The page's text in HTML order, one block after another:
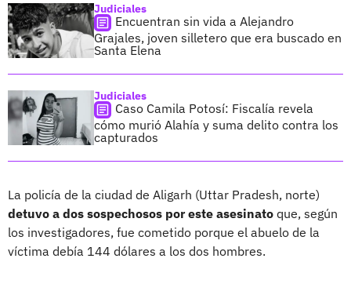
Judiciales
Encuentran sin vida a Alejandro
Grajales, joven silletero que era buscado en
Santa Elena
Judiciales
Caso Camila Potosí: Fiscalía revela
cómo murió Alahía y suma delito contra los
capturados
La policía de la ciudad de Aligarh (Uttar Pradesh, norte)
detuvo a dos sospechosos por este asesinato que, según
los investigadores, fue cometido porque el abuelo de la
víctima debía 144 dólares a los dos hombres.